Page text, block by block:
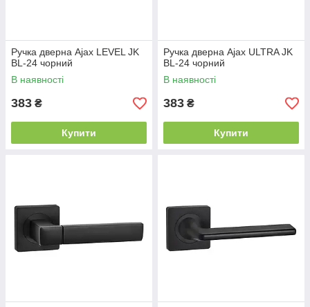
Ручка дверна Ajax LEVEL JK
BL-24 чорний
В наявності
383 ₴
Купити
Ручка дверна Ajax ULTRA JK
BL-24 чорний
В наявності
383 ₴
Купити